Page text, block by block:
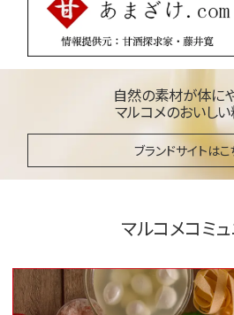
自然の素材が体にや
マルコメのおいしい
ブランドサイトはこ
マルコメコミ